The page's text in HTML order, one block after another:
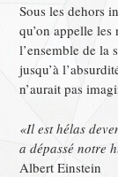
Sous les dehors
qu’on appelle
l’ensemble de la
jusqu’à
n’aurait pas
«Il est hélas
a dépassé notre
Albert Einstein